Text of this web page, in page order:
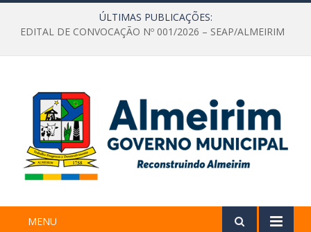
ÚLTIMAS PUBLICAÇÕES:
EDITAL DE CONVOCAÇÃO Nº 001/2026 – SEAP/ALMEIRIM
MENU